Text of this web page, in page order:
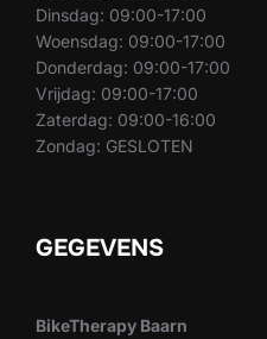
Dinsdag: 09:00-17:00
Woensdag: 09:00-17:00
Donderdag: 09:00-17:00
Vrijdag: 09:00-17:00
Zaterdag: 09:00-16:00
Zondag: GESLOTEN
GEGEVENS
BikeTherapy Baarn